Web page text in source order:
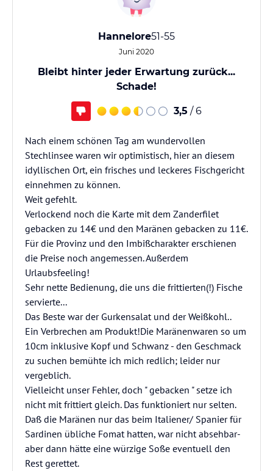
Hannelore51-55
Juni 2020
Bleibt hinter jeder Erwartung zurück...
Schade!
3,5 / 6
Nach einem schönen Tag am wundervollen
Stechlinsee waren wir optimistisch, hier an diesem
idyllischen Ort, ein frisches und leckeres Fischgericht
einnehmen zu können.
Weit gefehlt.
Verlockend noch die Karte mit dem Zanderfilet
gebacken zu 14€ und den Maränen gebacken zu 11€.
Für die Provinz und den Imbißcharakter erschienen
die Preise noch angemessen. Außerdem
Urlaubsfeeling!
Sehr nette Bedienung, die uns die frittierten(!) Fische
servierte...
Das Beste war der Gurkensalat und der Weißkohl..
Ein Verbrechen am Produkt!Die Maränenwaren so um
10cm inklusive Kopf und Schwanz - den Geschmack
zu suchen bemühte ich mich redlich; leider nur
vergeblich.
Vielleicht unser Fehler, doch " gebacken " setze ich
nicht mit frittiert gleich. Das funktioniert nur selten.
Daß die Maränen nur das beim Italiener/ Spanier für
Sardinen übliche Fomat hatten, war nicht absehbar-
aber dann hätte eine würzige Soße eventuell den
Rest gerettet.